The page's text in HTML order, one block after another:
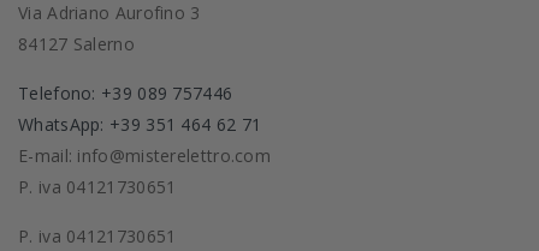
Via Adriano Aurofino 3
84127 Salerno
Telefono: +39 089 757446
WhatsApp: +39 351 464 62 71
E-mail: info@misterelettro.com
P. iva 04121730651
P. iva 04121730651